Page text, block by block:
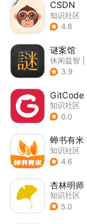
CSDN
知识社区
4.8
谜案馆
休闲益智
| 密室逃脱
3.9
GitCode
知识社区
0.0
蝉书有米
知识社区
4.6
杏林明师
知识社区
5.0